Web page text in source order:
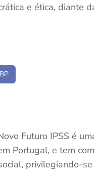
e ética, diante
Futuro IPSS é
Portugal, e tem
privilegiando-